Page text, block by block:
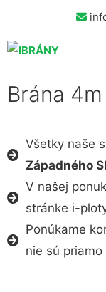
Brána
Všetky naše
Západného
V našej
stránke i-
Ponúkame
nie sú